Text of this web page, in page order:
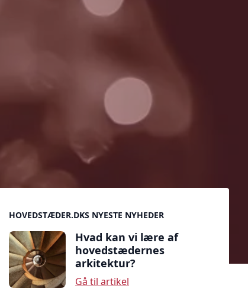
Sidebar
HOVEDSTÆDER.DKS NYESTE NYHEDER
Hvad kan vi lære af
hovedstædernes
arkitektur?
Gå til artikel